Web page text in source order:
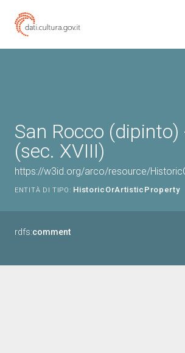
San Rocco
(sec. XVIII)
https://w3id.org/arco/resource/
ENTITÀ DI TIPO: HistoricOrArtisticProperty
rdfs:comment